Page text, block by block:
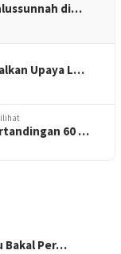
di…
Upaya L…
60 …
Bakal Per…